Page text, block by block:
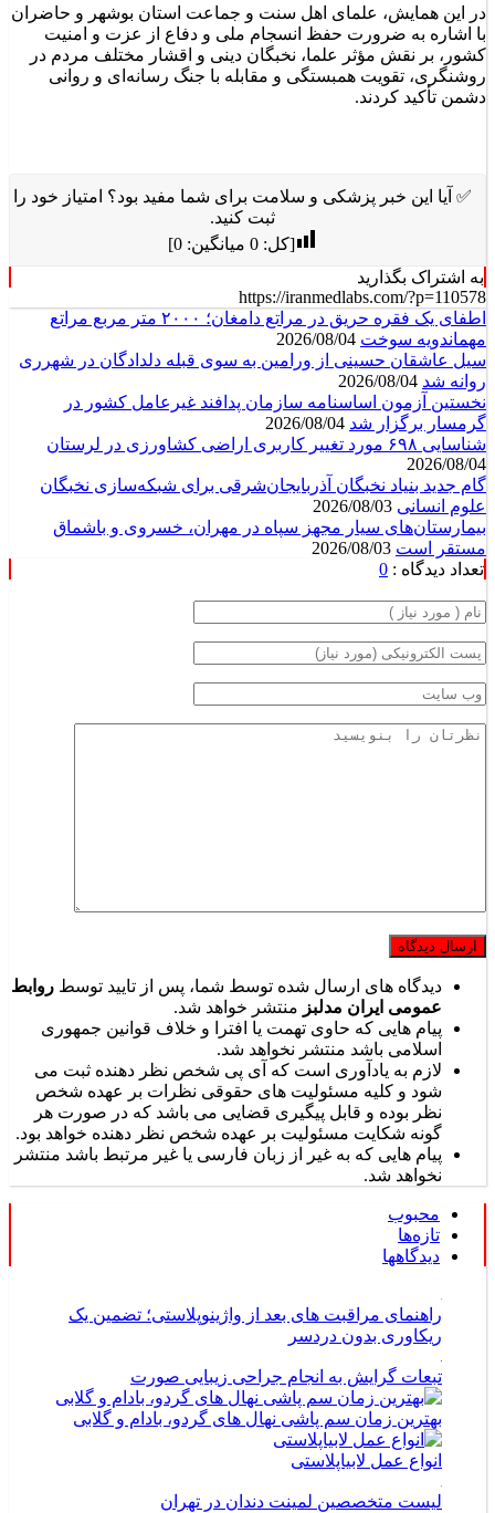
در این همایش، علمای اهل سنت و جماعت استان بوشهر و حاضران
با اشاره به ضرورت حفظ انسجام ملی و دفاع از عزت و امنیت
کشور، بر نقش مؤثر علما، نخبگان دینی و اقشار مختلف مردم در
روشنگری، تقویت همبستگی و مقابله با جنگ رسانه‌ای و روانی
دشمن تأکید کردند.
✅ آیا این خبر پزشکی و سلامت برای شما مفید بود؟ امتیاز خود را
ثبت کنید.
[کل:0 میانگین:0
]
به اشتراک بگذارید
https://iranmedlabs.com/?p=110578
اطفای یک فقره حریق در مراتع دامغان؛ ۲۰۰۰ متر مربع مراتع
مهماندویه سوخت
سیل عاشقان حسینی از ورامین به سوی قبله دلدادگان در شهرری
روانه شد
نخستین آزمون اساسنامه سازمان پدافند غیرعامل کشور در
گرمسار برگزار شد
شناسایی ۶۹۸ مورد تغییر کاربری اراضی کشاورزی در لرستان
2026/08/04
گام جدید بنیاد نخبگان آذربایجان‌شرقی برای شبکه‌سازی نخبگان
علوم انسانی
بیمارستان‌های سیار مجهز سپاه در مهران، خسروی و باشماق
مستقر است
تعداد دیدگاه : 0
دیدگاه های ارسال شده توسط شما، پس از تایید توسط روابط
عمومی ایران مدلبز منتشر خواهد شد.
پیام هایی که حاوی تهمت یا افترا و خلاف قوانین جمهوری
اسلامی باشد منتشر نخواهد شد.
لازم به یادآوری است که آی پی شخص نظر دهنده ثبت می
شود و کلیه مسئولیت های حقوقی نظرات بر عهده شخص
نظر بوده و قابل پیگیری قضایی می باشد که در صورت هر
گونه شکایت مسئولیت بر عهده شخص نظر دهنده خواهد بود.
پیام هایی که به غیر از زبان فارسی یا غیر مرتبط باشد منتشر
نخواهد شد.
محبوب
تازه‌ها
دیدگاهها
راهنمای مراقبت های بعد از واژینوپلاستی؛ تضمین یک
ریکاوری بدون دردسر
تبعات گرایش به انجام جراحی زیبایی صورت
بهترین زمان سم پاشی نهال های گردو، بادام و گلابی
انواع عمل لابیاپلاستی
لیست متخصصین لمینت دندان در تهران